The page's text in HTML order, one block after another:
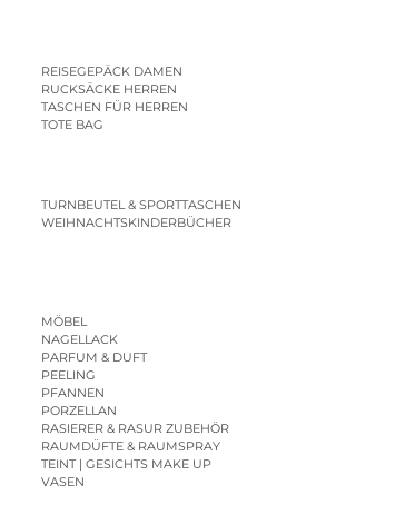
REISEGEPÄCK DAMEN
RUCKSÄCKE HERREN
TASCHEN FÜR HERREN
TOTE BAG
TURNBEUTEL & SPORTTASCHEN
WEIHNACHTSKINDERBÜCHER
MÖBEL
NAGELLACK
PARFUM & DUFT
PEELING
PFANNEN
PORZELLAN
RASIERER & RASUR ZUBEHÖR
RAUMDÜFTE & RAUMSPRAY
TEINT | GESICHTS MAKE UP
VASEN